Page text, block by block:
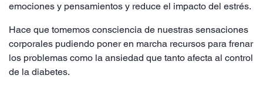
emociones y pensamientos y reduce el impacto del estrés.
Hace que tomemos consciencia de nuestras sensaciones
corporales pudiendo poner en marcha recursos para frenar
los problemas como la ansiedad que tanto afecta al control
de la diabetes.